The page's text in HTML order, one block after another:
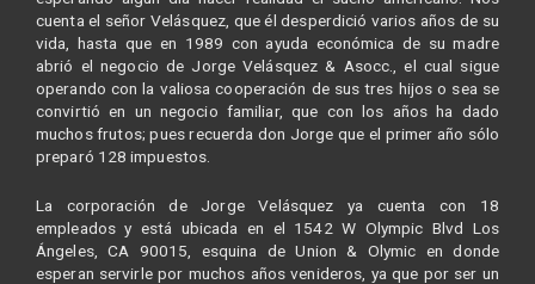
cuenta el señor Velásquez, que él desperdició varios años de su
vida, hasta que en 1989 con ayuda económica de su madre
abrió el negocio de Jorge Velásquez & Asocc., el cual sigue
operando con la valiosa cooperación de sus tres hijos o sea se
convirtió en un negocio familiar, que con los años ha dado
muchos frutos; pues recuerda don Jorge que el primer año sólo
preparó 128 impuestos.
La corporación de Jorge Velásquez ya cuenta con 18
empleados y está ubicada en el 1542 W Olympic Blvd Los
Ángeles, CA 90015, esquina de Union & Olymic en donde
esperan servirle por muchos años venideros, ya que por ser un